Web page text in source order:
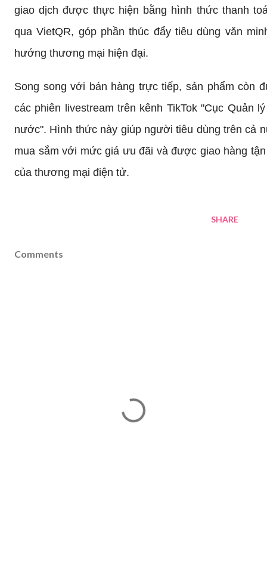
giao dịch được thực hiện bằng hình thức thanh
qua VietQR, góp phần thúc đẩy tiêu dùng văn
hướng thương mại hiện đại.
Song song với bán hàng trực tiếp, sản phẩm còn
các phiên livestream trên kênh TikTok "Cục Quản
nước". Hình thức này giúp người tiêu dùng trên cả
mua sắm với mức giá ưu đãi và được giao hàng
của thương mại điện tử.
SHARE
Comments